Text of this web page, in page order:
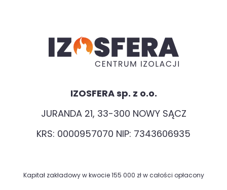
IZOSFERA sp. z o.o.
JURANDA 21, 33-300 NOWY SĄCZ
KRS: 0000957070 NIP: 7343606935
Kapitał zakładowy w kwocie 155 000 zł w całości opłacony